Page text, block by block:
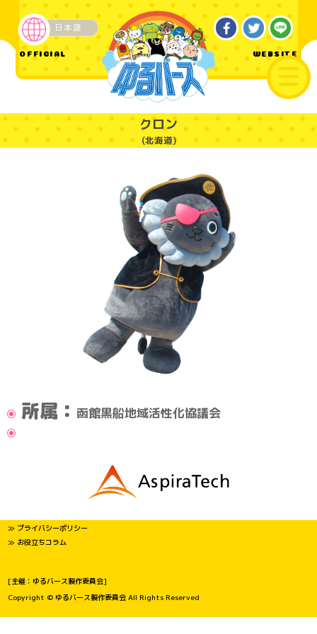
OFFICIAL WEBSITE
日本語
ご当地
クロン
(北海道)
所属： 函館黒船地域活性化協議会
≫ プライバシーポリシー
≫ お役立ちコラム
[主催：ゆるバース製作委員会]
Copyright © ゆるバース製作委員会 All Rights Reserved